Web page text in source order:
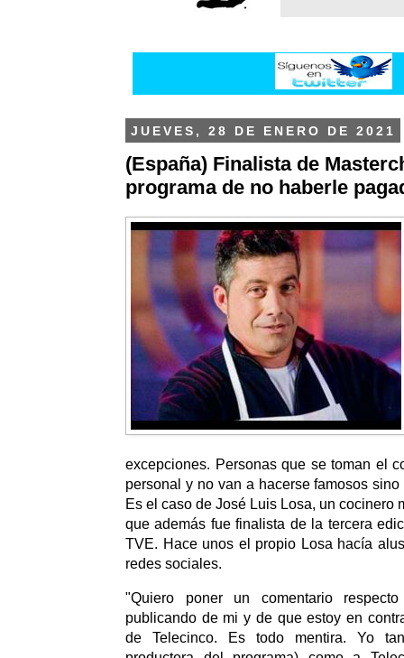
JUEVES, 28 DE ENERO DE 2021
(España) Finalista de
programa de no haberle
excepciones. Personas que se toman el
personal y no van a hacerse famosos
Es el caso de José Luis Losa, un cocinero
que además fue finalista de la tercera
TVE. Hace unos el propio Losa hacía
redes sociales.
"Quiero poner un comentario
publicando de mi y de que estoy en
de Telecinco. Es todo mentira. Yo